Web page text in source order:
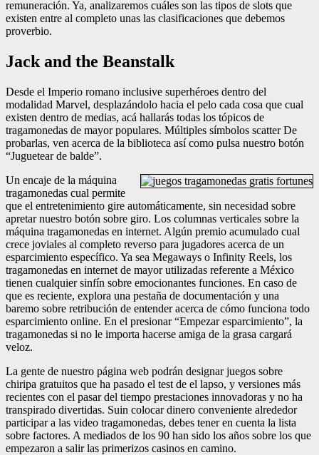
remuneración. Ya, analizaremos cuáles son las tipos de slots que
existen entre al completo unas las clasificaciones que debemos
proverbio.
Jack and the Beanstalk
Desde el Imperio romano inclusive superhéroes dentro del
modalidad Marvel, desplazándolo hacia el pelo cada cosa que cual
existen dentro de medias, acá hallarás todas los tópicos de
tragamonedas de mayor populares. Múltiples símbolos scatter De
probarlas, ven acerca de la biblioteca así­ como pulsa nuestro botón
“Juguetear de balde”.
Un encaje de la máquina
tragamonedas cual permite
que el entretenimiento gire automáticamente, sin necesidad sobre
apretar nuestro botón sobre giro. Los columnas verticales sobre la
máquina tragamonedas en internet. Algún premio acumulado cual
crece joviales al completo reverso para jugadores acerca de un
esparcimiento específico. Ya sea Megaways o Infinity Reels, los
tragamonedas en internet de mayor utilizadas referente a México
tienen cualquier sinfín sobre emocionantes funciones. En caso de
que es reciente, explora una pestaña de documentación y una
baremo sobre retribución de entender acerca de cómo funciona todo
esparcimiento online. En el presionar “Empezar esparcimiento”, la
tragamonedas si no le importa hacerse amiga de la grasa cargará
veloz.
La gente de nuestro página web podrán designar juegos sobre
chiripa gratuitos que ha pasado el test de el lapso, y versiones más
recientes con el pasar del tiempo prestaciones innovadoras y no ha
transpirado divertidas. Suin colocar dinero conveniente alrededor
participar a las video tragamonedas, debes tener en cuenta la lista
sobre factores. A mediados de los 90 han sido los años sobre los que
empezaron a salir las primerizos casinos en camino.